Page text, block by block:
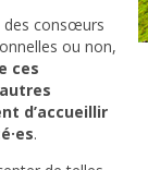
des consœurs
ou non,
ces
d’accueillir
.